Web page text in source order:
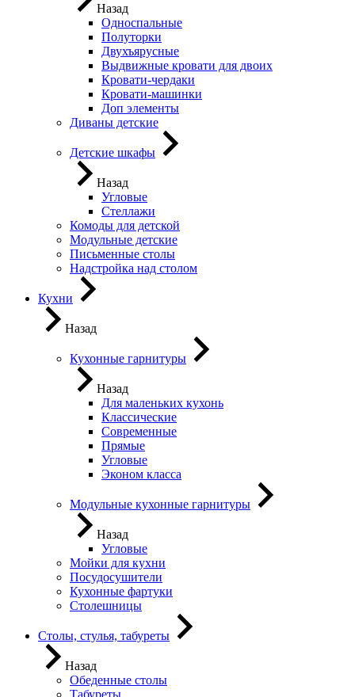
Назад
Односпальные
Полуторки
Двухъярусные
Выдвижные кровати для двоих
Кровати-чердаки
Кровати-машинки
Доп элементы
Диваны детские
Детские шкафы
Назад
Угловые
Стеллажи
Комоды для детской
Модульные детские
Письменные столы
Надстройка над столом
Кухни
Назад
Кухонные гарнитуры
Назад
Для маленьких кухонь
Классические
Современные
Прямые
Угловые
Эконом класса
Модульные кухонные гарнитуры
Назад
Угловые
Мойки для кухни
Посудосушители
Кухонные фартуки
Столешницы
Столы, стулья, табуреты
Назад
Обеденные столы
Табуреты